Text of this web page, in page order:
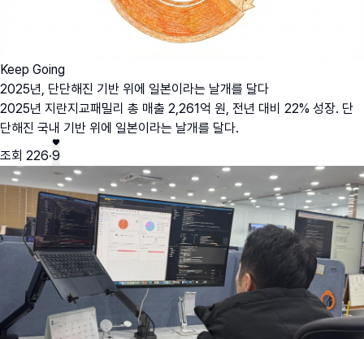
Keep Going
2025년, 단단해진 기반 위에 일본이라는 날개를 달다
2025년 지란지교패밀리 총 매출 2,261억 원, 전년 대비 22% 성장. 단
단해진 국내 기반 위에 일본이라는 날개를 달다.
조회 226·9